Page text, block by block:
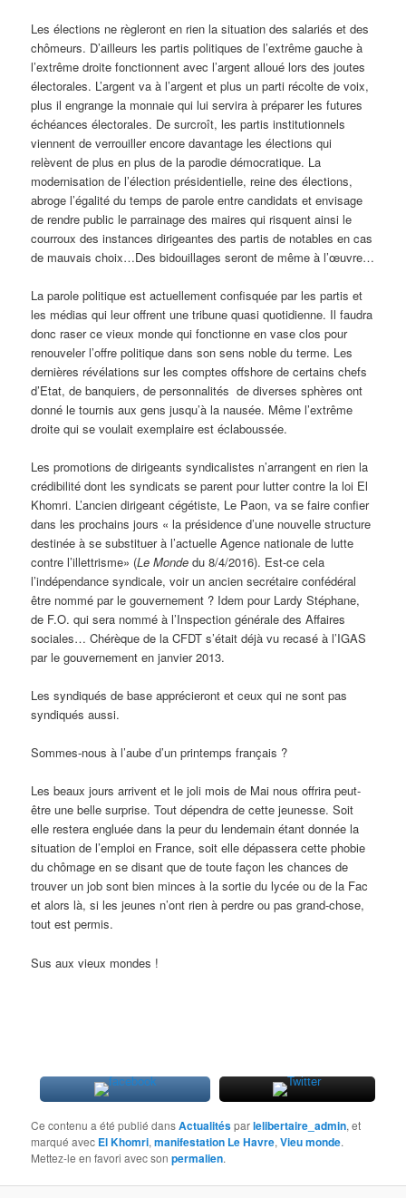
Les élections ne règleront en rien la situation des salariés et des
chômeurs. D’ailleurs les partis politiques de l’extrême gauche à
l’extrême droite fonctionnent avec l’argent alloué lors des joutes
électorales. L’argent va à l’argent et plus un parti récolte de voix,
plus il engrange la monnaie qui lui servira à préparer les futures
échéances électorales. De surcroît, les partis institutionnels
viennent de verrouiller encore davantage les élections qui
relèvent de plus en plus de la parodie démocratique. La
modernisation de l’élection présidentielle, reine des élections,
abroge l’égalité du temps de parole entre candidats et envisage
de rendre public le parrainage des maires qui risquent ainsi le
courroux des instances dirigeantes des partis de notables en cas
de mauvais choix…Des bidouillages seront de même à l’œuvre…
La parole politique est actuellement confisquée par les partis et
les médias qui leur offrent une tribune quasi quotidienne. Il faudra
donc raser ce vieux monde qui fonctionne en vase clos pour
renouveler l’offre politique dans son sens noble du terme. Les
dernières révélations sur les comptes offshore de certains chefs
d’Etat, de banquiers, de personnalités de diverses sphères ont
donné le tournis aux gens jusqu’à la nausée. Même l’extrême
droite qui se voulait exemplaire est éclaboussée.
Les promotions de dirigeants syndicalistes n’arrangent en rien la
crédibilité dont les syndicats se parent pour lutter contre la loi El
Khomri. L’ancien dirigeant cégétiste, Le Paon, va se faire confier
dans les prochains jours « la présidence d’une nouvelle structure
destinée à se substituer à l’actuelle Agence nationale de lutte
contre l’illettrisme» (Le Monde du 8/4/2016). Est-ce cela
l’indépendance syndicale, voir un ancien secrétaire confédéral
être nommé par le gouvernement ? Idem pour Lardy Stéphane,
de F.O. qui sera nommé à l’Inspection générale des Affaires
sociales… Chérèque de la CFDT s’était déjà vu recasé à l’IGAS
par le gouvernement en janvier 2013.
Les syndiqués de base apprécieront et ceux qui ne sont pas
syndiqués aussi.
Sommes-nous à l’aube d’un printemps français ?
Les beaux jours arrivent et le joli mois de Mai nous offrira peut-
être une belle surprise. Tout dépendra de cette jeunesse. Soit
elle restera engluée dans la peur du lendemain étant donnée la
situation de l’emploi en France, soit elle dépassera cette phobie
du chômage en se disant que de toute façon les chances de
trouver un job sont bien minces à la sortie du lycée ou de la Fac
et alors là, si les jeunes n’ont rien à perdre ou pas grand-chose,
tout est permis.
Sus aux vieux mondes !
Ce contenu a été publié dansActualitésparlelibertaire_admin, et
marqué avec El Khomri,manifestation Le Havre,Vieu monde.
Mettez-le en favori avec sonpermalien.